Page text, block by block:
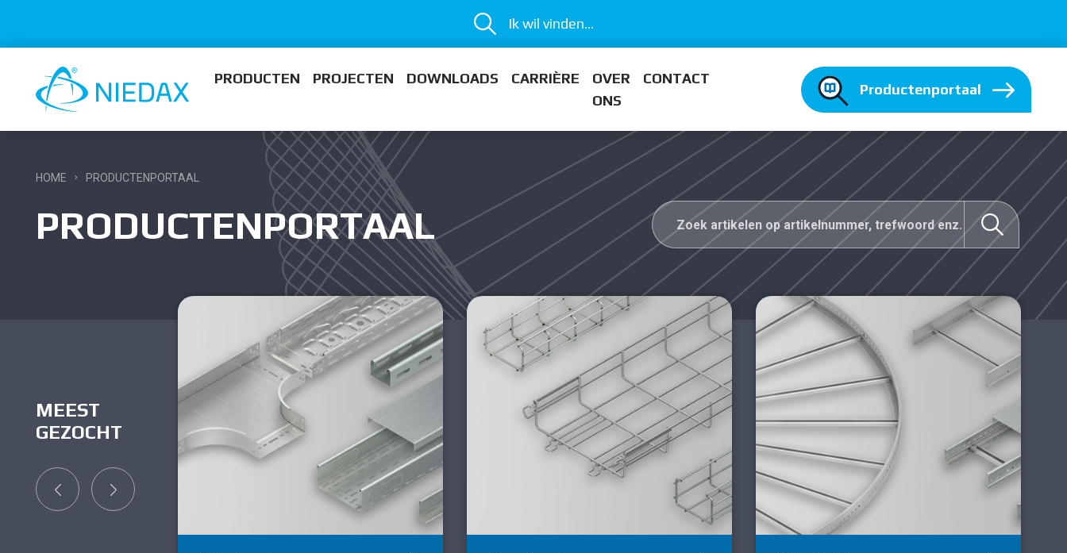
Ik wil vinden...
PRODUCTEN PROJECTEN DOWNLOADS CARRIÈRE
OVER
ONS
CONTACT
Productenportaal
HOME PRODUCTENPORTAAL
PRODUCTENPORTAAL
MEEST
GEZOCHT